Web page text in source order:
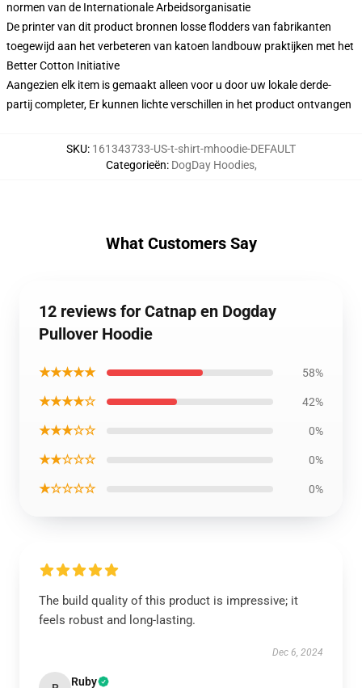
normen van de Internationale Arbeidsorganisatie
De printer van dit product bronnen losse flodders van fabrikanten
toegewijd aan het verbeteren van katoen landbouw praktijken met het
Better Cotton Initiative
Aangezien elk item is gemaakt alleen voor u door uw lokale derde-
partij completer, Er kunnen lichte verschillen in het product ontvangen
SKU: 161343733-US-t-shirt-mhoodie-DEFAULT
Categorieën: DogDay Hoodies,
What Customers Say
12 reviews for Catnap en Dogday
Pullover Hoodie
★★★★★ 58%
★★★★☆ 42%
★★★☆☆ 0%
★★☆☆☆ 0%
★☆☆☆☆ 0%
The build quality of this product is impressive; it
feels robust and long-lasting.
Dec 6, 2024
Ruby